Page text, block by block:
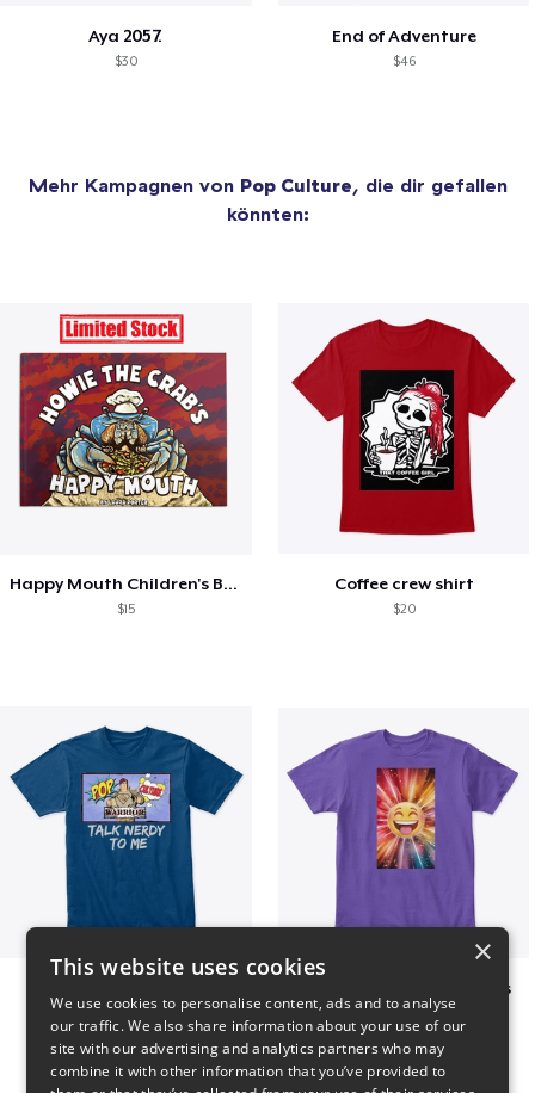
Aya 2057.
$30
End of Adventure
$46
Mehr Kampagnen von Pop Culture, die dir gefallen
könnten:
Happy Mouth Children's Book
$15
Coffee crew shirt
$20
$18
I Spread happy vibrations
$23
×
This website uses cookies
We use cookies to personalise content, ads and to analyse
our traffic. We also share information about your use of our
site with our advertising and analytics partners who may
combine it with other information that you’ve provided to